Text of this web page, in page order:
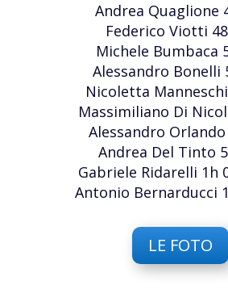
Andrea Quaglione
Federico Viotti
Michele Bumbaca
Alessandro Bonelli
Nicoletta Manneschi
Massimiliano Di
Alessandro Orlando
Andrea Del Tinto
Gabriele Ridarelli 1h
Antonio Bernarducci
LE FOTO